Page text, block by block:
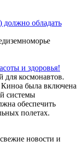
должно обладать
и здоровья!
для космонавтов.
Киноа была включена
системы
обеспечить
полетах.
новости и